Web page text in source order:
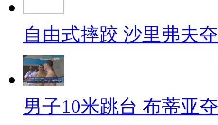
自由式摔跤 沙里弗夫
男子10米跳台 布蒂亚